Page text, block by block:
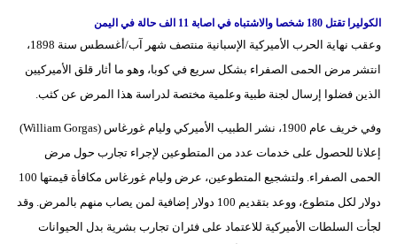
الكوليرا تقتل 180 شخصا والاشتباه في اصابة 11 الف حالة في اليمن
وعقب نهاية الحرب الأميركية الإسبانية منتصف شهر آب/أغسطس سنة 1898،
انتشر مرض الحمى الصفراء بشكل سريع في كوبا، وهو ما أثار قلق الأميركيين
الذين فضلوا إرسال لجنة طبية وعلمية مختصة لدراسة هذا المرض عن كثب.
وفي خريف عام 1900، نشر الطبيب الأميركي وليام غورغاس (William Gorgas)
إعلانا للحصول على خدمات عدد من المتطوعين لإجراء تجارب حول مرض
الحمى الصفراء. ولتشجيع المتطوعين، عرض وليام غورغاس مكافأة قيمتها 100
دولار لكل متطوع، ووعد بتقديم 100 دولار إضافية لمن يصاب منهم بالمرض. وقد
لجأت السلطات الأميركية للاعتماد على فئران تجارب بشرية بدل الحيوانات